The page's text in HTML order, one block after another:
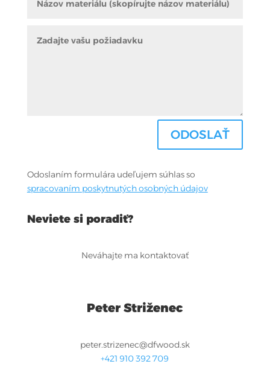
ODOSLAŤ
Odoslaním formulára udeľujem súhlas so
spracovaním poskytnutých osobných údajov
Neviete si poradiť?
Neváhajte ma kontaktovať
Peter Striženec
peter.strizenec@dfwood.sk
+421 910 392 709